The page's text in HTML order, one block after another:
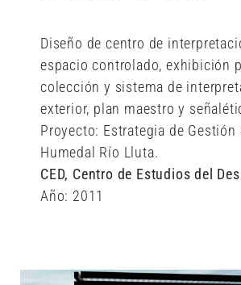
Diseño de centro de
espacio controlado, exhibición
colección y sistema de
exterior, plan maestro y
Proyecto: Estrategia de Gestión
Humedal Río Lluta.
CED, Centro de Estudios del
Año: 2011